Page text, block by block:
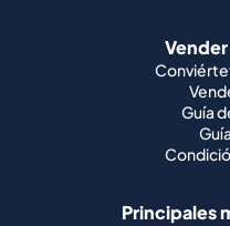
Guía
Principales